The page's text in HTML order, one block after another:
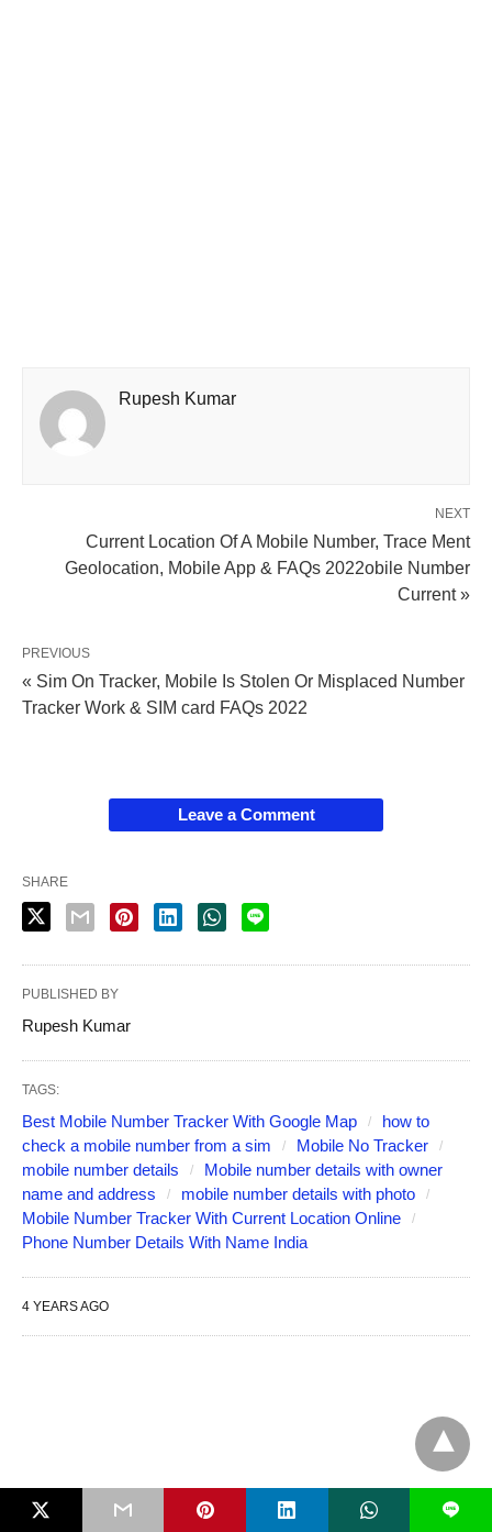
Rupesh Kumar
NEXT
Current Location Of A Mobile Number, Trace Ment
Geolocation, Mobile App & FAQs 2022obile Number
Current »
PREVIOUS
« Sim On Tracker, Mobile Is Stolen Or Misplaced Number
Tracker Work & SIM card FAQs 2022
Leave a Comment
SHARE
PUBLISHED BY
Rupesh Kumar
TAGS:
Best Mobile Number Tracker With Google Map
how to
check a mobile number from a sim
Mobile No Tracker
mobile number details
Mobile number details with owner
name and address
mobile number details with photo
Mobile Number Tracker With Current Location Online
Phone Number Details With Name India
4 YEARS AGO
L